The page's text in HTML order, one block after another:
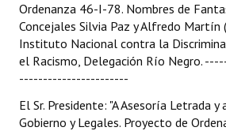
Ordenanza 46-I-78. Nombres de
Concejales Silvia Paz y Alfredo Martín
Instituto Nacional contra la
el Racismo, Delegación Río Negro.
-----------------------
El Sr. Presidente: "A Asesoría Letrada y
Gobierno y Legales. Proyecto de